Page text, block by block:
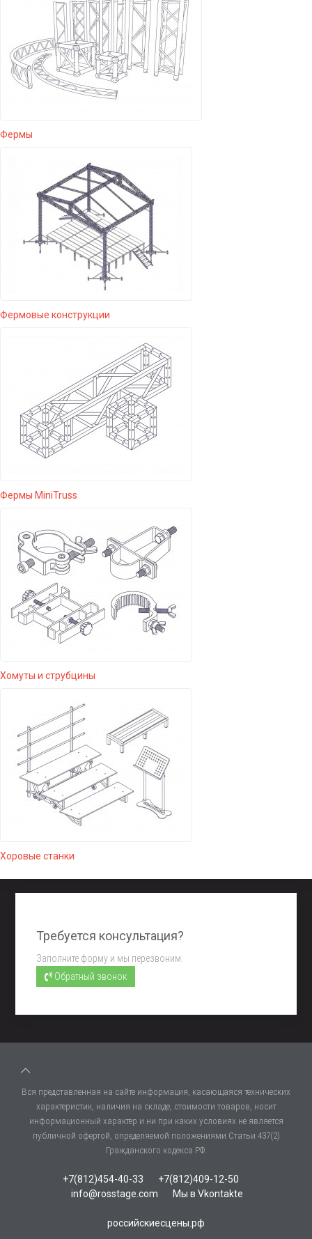
Фермы
Фермовые конструкции
Фермы MiniTruss
Хомуты и струбцины
Хоровые станки
Требуется консультация?
Заполните форму и мы перезвоним.
Обратный звонок
Вся представленная на сайте информация, касающаяся технических
характеристик, наличия на складе, стоимости товаров, носит
информационный характер и ни при каких условиях не является
публичной офертой, определяемой положениями Статьи 437(2)
Гражданского кодекса РФ.
+7(812)454-40-33
+7(812)409-12-50
info@rosstage.com
Мы в Vkontakte
российскиесцены.рф